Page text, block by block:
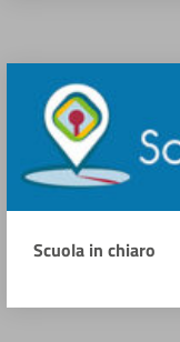
Scuola in chiaro